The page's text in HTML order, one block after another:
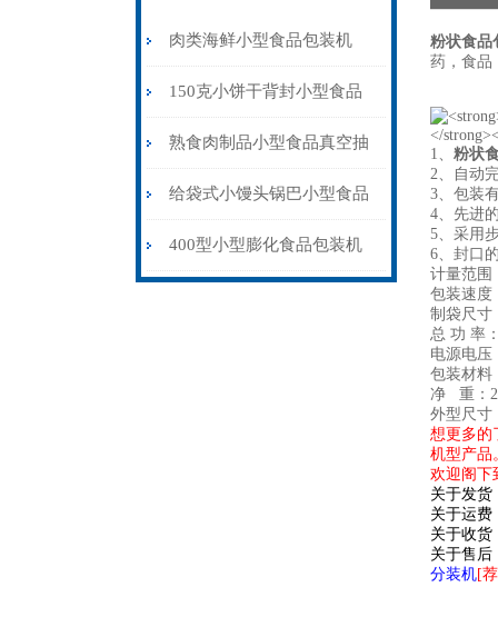
肉类海鲜小型食品包装机
500型厂家报价
150克小饼干背封小型食品
包装机旋转盘下料
熟食肉制品小型食品真空抽
气包装机厂家供应
给袋式小馒头锅巴小型食品
包装机厂家定制
400型小型膨化食品包装机
粉状食品
药，食品
1、 粉状
2、自动
3、包装
4、先进
5、 采用
6、封口
计量范围
包装速度
制袋尺寸
总 功 率
电源电
包装材料
净 重：
外型尺寸
想更多的
机型产品
欢迎阁下
关于发货
关于运费
关于收货
关于售后
分装机[